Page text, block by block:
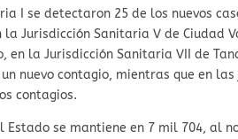
I se detectaron 25 de los nuevos
la Jurisdicción Sanitaria V de Ciudad
en la Jurisdicción Sanitaria VII de
nuevo contagio, mientras que en
contagios.
Estado se mantiene en 7 mil 704, al